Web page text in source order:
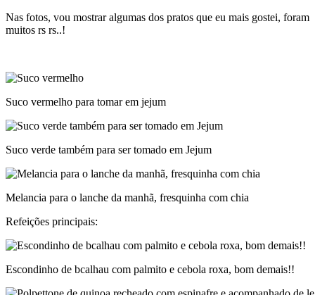
Nas fotos, vou mostrar algumas dos pratos que eu mais gostei, foram
muitos rs rs..!
Suco vermelho para tomar em jejum
Suco verde também para ser tomado em Jejum
Melancia para o lanche da manhã, fresquinha com chia
Refeições principais:
Escondinho de bcalhau com palmito e cebola roxa, bom demais!!